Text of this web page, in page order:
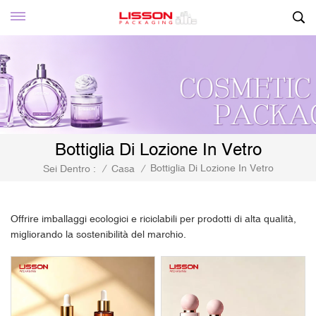
Bottiglia Di Lozione In Vetro
Sei Dentro : / Casa / Bottiglia Di Lozione In Vetro
Offrire imballaggi ecologici e riciclabili per prodotti di alta qualità,
migliorando la sostenibilità del marchio.